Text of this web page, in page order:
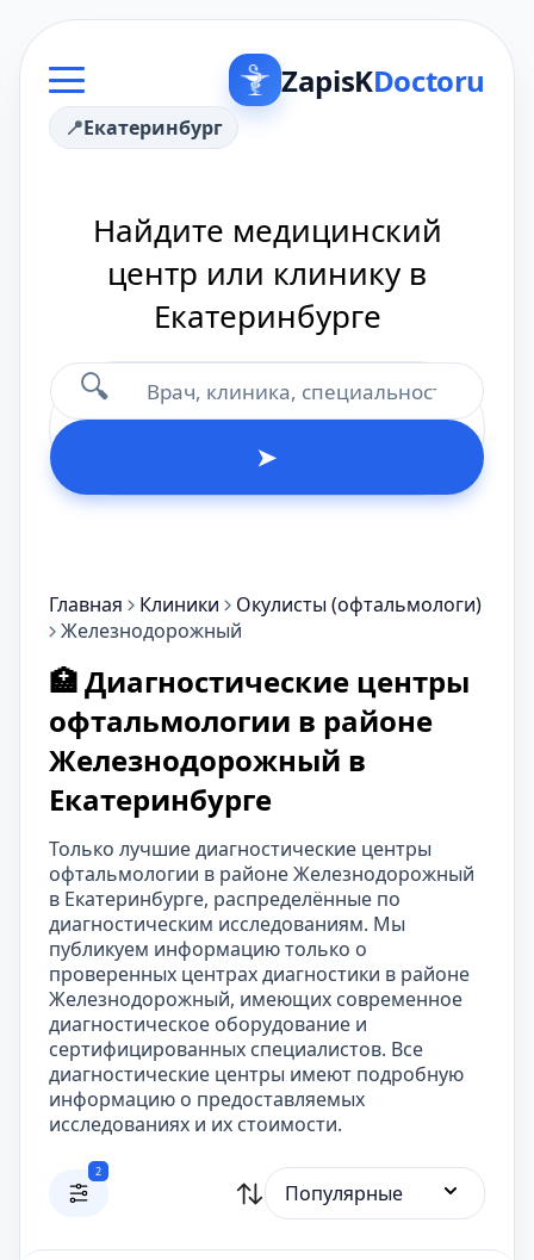
ZapisKDoctoru
Екатеринбург
Найдите медицинский
центр или клинику в
Екатеринбурге
🔍
➤
Главная Клиники
Окулисты (офтальмологи)
Железнодорожный
🏥 Диагностические центры
офтальмологии в районе
Железнодорожный в
Екатеринбурге
Только лучшие диагностические центры
офтальмологии в районе Железнодорожный
в Екатеринбурге, распределённые по
диагностическим исследованиям. Мы
публикуем информацию только о
проверенных центрах диагностики в районе
Железнодорожный, имеющих современное
диагностическое оборудование и
сертифицированных специалистов. Все
диагностические центры имеют подробную
информацию о предоставляемых
исследованиях и их стоимости.
2
Популярные